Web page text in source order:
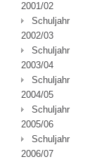
2001/02
Schuljahr
2002/03
Schuljahr
2003/04
Schuljahr
2004/05
Schuljahr
2005/06
Schuljahr
2006/07